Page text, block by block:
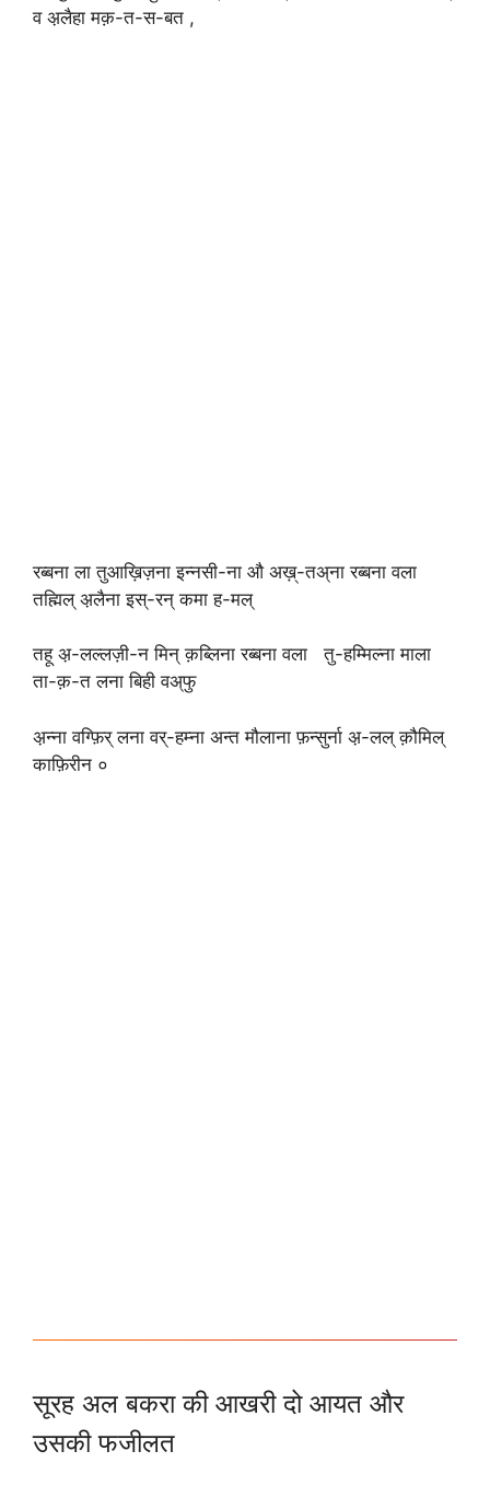
व अ़लैहा मक़-त-स-बत ,
रब्बना ला तुआख़िज़ना इन्नसी-ना औ अख़्-तअ्ना रब्बना वला
तह्मिल् अ़लैना इस्-रन् कमा ह-मल्
तहू अ़-लल्लज़ी-न मिन् क़ब्लिना रब्बना वला तु-हम्मिल्ना माला
ता-क़-त लना बिही वअ्फु
अ़न्ना वग्फ़िर् लना वर्-हम्ना अन्त मौलाना फ़न्सुर्ना अ़-लल् क़ौमिल्
काफ़िरीन ०
सूरह अल बकरा की आखरी दो आयत और
उसकी फजीलत